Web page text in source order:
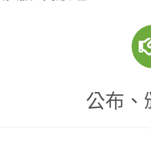
公布、